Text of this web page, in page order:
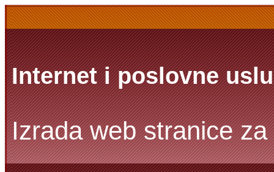
Internet i poslovne
Izrada web stranice